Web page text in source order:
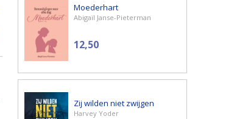
Moederhart
Abigaïl Janse-Pieterman
12,50
Zij wilden niet zwijgen
Harvey Yoder